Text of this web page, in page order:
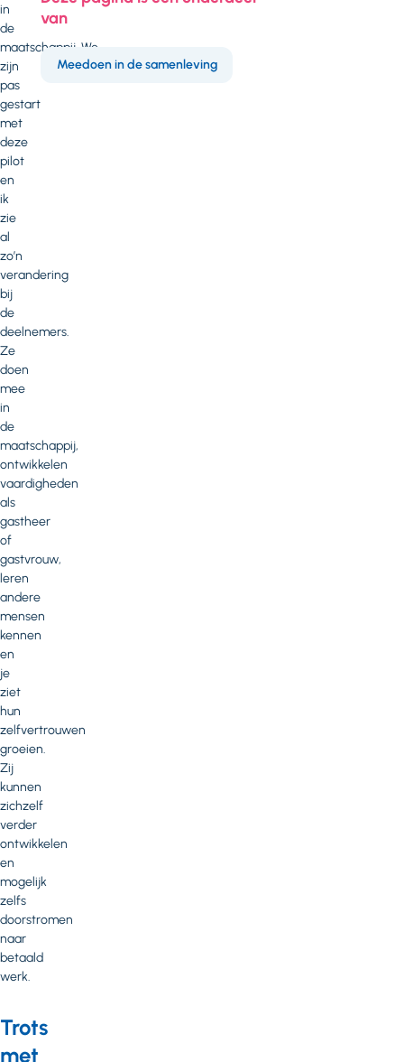
in
de
maatschappij. We
zijn
pas
gestart
met
deze
pilot
en
ik
zie
al
zo’n
verandering
bij
de
deelnemers.
Ze
doen
mee
in
de
maatschappij,
ontwikkelen
vaardigheden
als
gastheer
of
gastvrouw,
leren
andere
mensen
kennen
en
je
ziet
hun
zelfvertrouwen
groeien.
Zij
kunnen
zichzelf
verder
ontwikkelen
en
mogelijk
zelfs
doorstromen
naar
betaald
werk.
Trots
met
van
Meedoen in de samenleving